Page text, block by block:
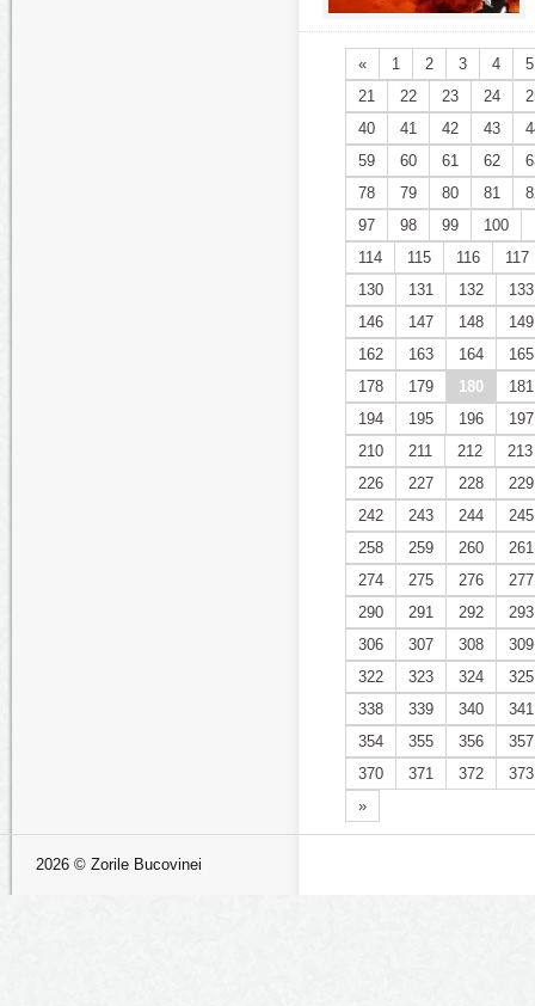
« 1 2 3 4
5
21
22 23 24
40
41 42 43
59
60 61 62
78
79 80 81
97
98 99 100
114
115 116
117
130
131 132
133
146
147 148
149
162
163 164
165
178
179 180
181
194
195 196
197
210
211 212
213
226
227 228
229
242
243 244
245
258
259 260
261
274
275 276
277
290
291 292
293
306
307 308
309
322
323 324
325
338
339 340
341
354
355 356
357
370
371 372
373
»
2026 © Zorile Bucovinei